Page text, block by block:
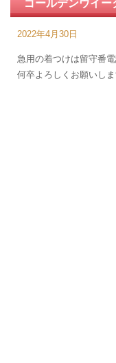
ゴールデンウイ
2022年4月30日
急用の着つけは留守番
何卒よろしくお願いしま